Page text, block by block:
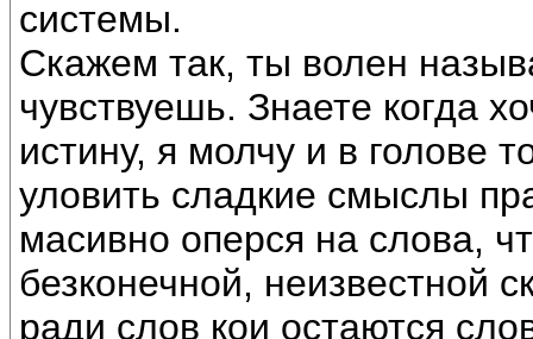
системы.
Скажем так, ты волен
чувствуешь. Знаете когда
истину, я молчу и в голове
уловить сладкие смыслы
масивно оперся на слова,
безконечной, неизвестной
ради слов кои остаются